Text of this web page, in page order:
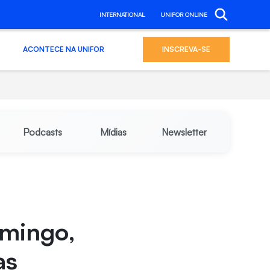
INTERNATIONAL UNIFOR ONLINE
ACONTECE NA UNIFOR INSCREVA-SE
Podcasts Mídias Newsletter